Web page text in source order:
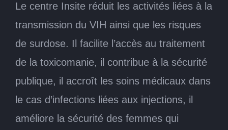
Le centre Insite réduit les activités liées à la
transmission du VIH ainsi que les risques
de surdose. Il facilite l’accès au traitement
de la toxicomanie, il contribue à la sécurité
publique, il accroît les soins médicaux dans
le cas d’infections liées aux injections, il
améliore la sécurité des femmes qui